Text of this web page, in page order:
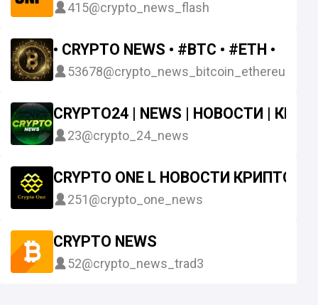
415@crypto_news_flash
• CRYPTO NEWS • #BTC • #ETH •
53678@crypto_news_bitcoin_ethereum
CRYPTO24 | NEWS | НОВОСТИ |
23@crypto_24_news
CRYPTO ONE L НОВОСТИ
251@crypto_one_news
CRYPTO NEWS
52@crypto_news_trad3